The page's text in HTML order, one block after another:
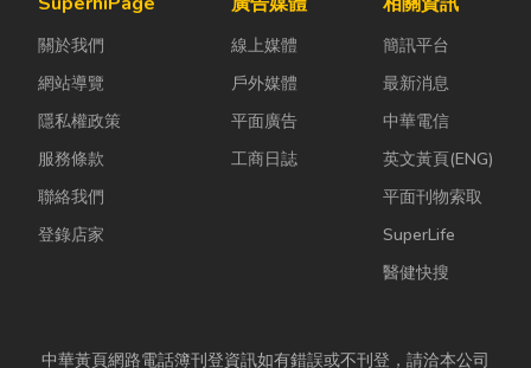
關於我們
網站導覽
隱私權政策
服務條款
聯絡我們
登錄店家
線上媒體
戶外媒體
平面廣告
工商日誌
簡訊平台
最新消息
中華電信
英文黃頁(ENG)
平面刊物索取
SuperLife
醫健快搜
中華黃頁網路電話簿刊登資訊如有錯誤或不刊登，請洽本公司